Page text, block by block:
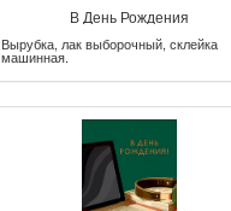
В День Рождения
Вырубка, лак выборочный, склейка
машинная.